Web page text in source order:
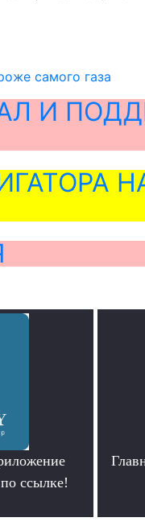
самого газа
И
ссылке!